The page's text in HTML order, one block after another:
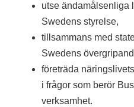
utse ändamålsenliga
Swedens styrelse,
tillsammans med
Swedens
företräda
i frågor som berör
verksamhet.